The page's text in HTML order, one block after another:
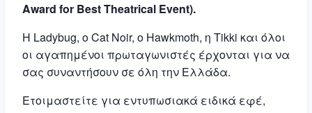
Award for Best Theatrical Event).
Η Ladybug, ο Cat Noir, ο Hawkmoth, η Tikki και όλοι
οι αγαπημένοι πρωταγωνιστές έρχονται για να
σας συναντήσουν σε όλη την Ελλάδα.
Ετοιμαστείτε για εντυπωσιακά ειδικά εφέ,